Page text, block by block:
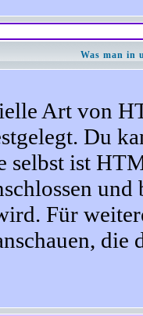
Was man in
Art von
Du
selbst ist
Für
die